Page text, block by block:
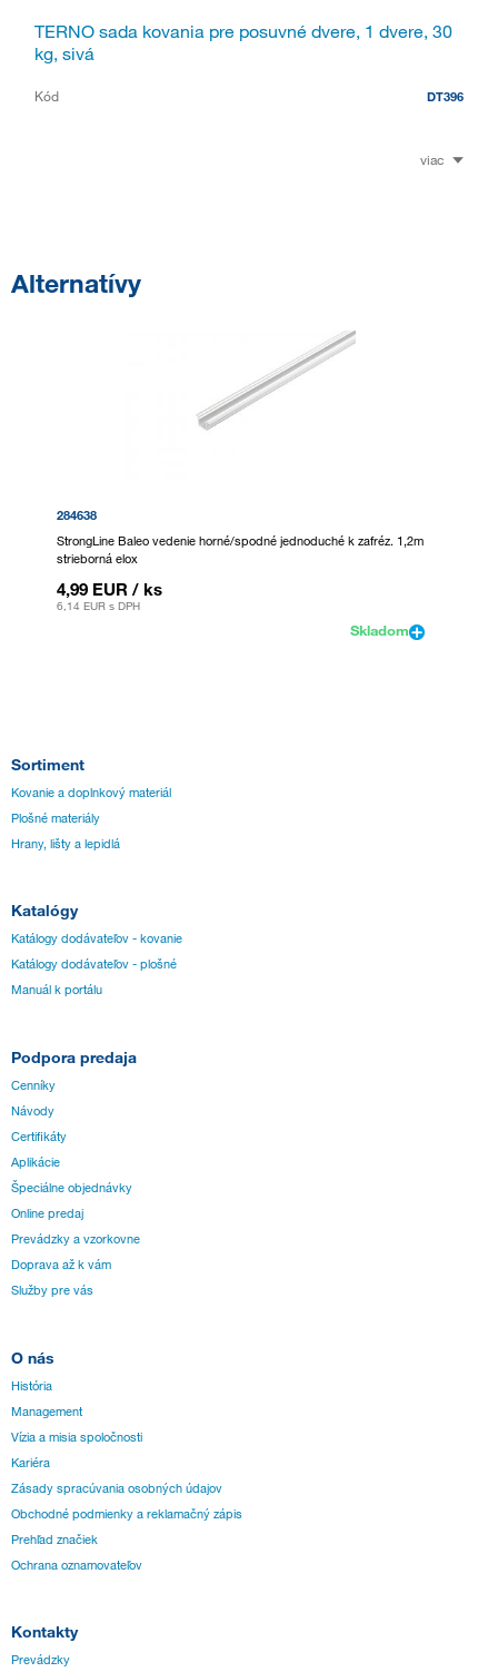
TERNO sada kovania pre posuvné dvere, 1 dvere, 30
kg, sivá
Kód DT396
viac
Alternatívy
284638
StrongLine Baleo vedenie horné/spodné jednoduché k zafréz. 1,2m
strieborná elox
4,99 EUR / ks
6,14 EUR s DPH
Skladom
Sortiment
Kovanie a doplnkový materiál
Plošné materiály
Hrany, lišty a lepidlá
Katalógy
Katálogy dodávateľov - kovanie
Katálogy dodávateľov - plošné
Manuál k portálu
Podpora predaja
Cenníky
Návody
Certifikáty
Aplikácie
Špeciálne objednávky
Online predaj
Prevádzky a vzorkovne
Doprava až k vám
Služby pre vás
O nás
História
Management
Vízia a misia spoločnosti
Kariéra
Zásady spracúvania osobných údajov
Obchodné podmienky a reklamačný zápis
Prehľad značiek
Ochrana oznamovateľov
Kontakty
Prevádzky